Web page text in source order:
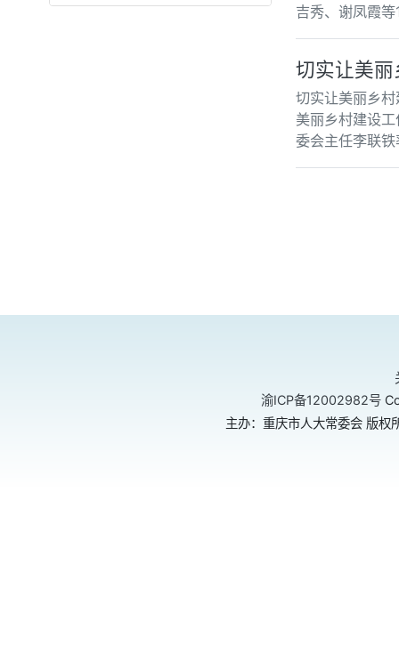
吉秀、谢凤霞
切实让美
切实让美丽乡
美丽乡村建设
委会主任李联
渝ICP备12002982号
主办：重庆市人大常委会 版